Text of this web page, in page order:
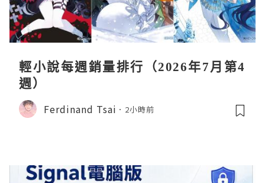
輕小說每週銷量排行（2026年7月第4
週）
Ferdinand Tsai 2小時前